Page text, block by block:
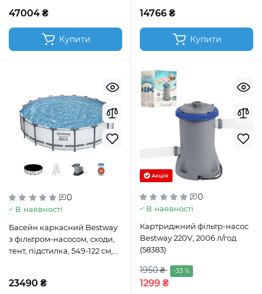
47004 ₴
Купити
14766 ₴
Купити
0
В наявності
Басейн каркасний Bestway
з фільтром-насосом, сходи,
тент, підстилка, 549-122 см,
23490 ₴
Акція
0
В наявності
Картриджний фільтр-насос
Bestway 220V, 2006 л/год
(58383)
1950 ₴ -33 %
1299 ₴